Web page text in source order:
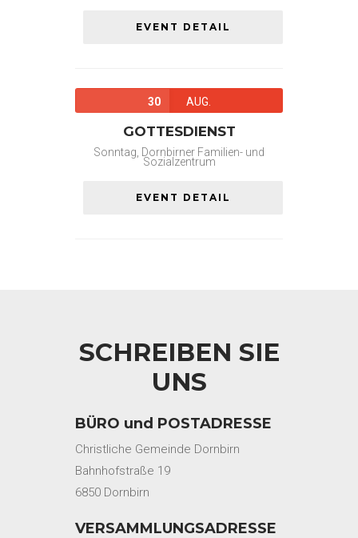
EVENT DETAIL
30 AUG.
GOTTESDIENST
Sonntag, Dornbirner Familien- und
Sozialzentrum
EVENT DETAIL
SCHREIBEN SIE
UNS
BÜRO und POSTADRESSE
Christliche Gemeinde Dornbirn
Bahnhofstraße 19
6850 Dornbirn
VERSAMMLUNGSADRESSE